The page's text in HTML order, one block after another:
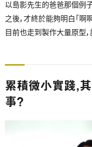
以島影先生的爸爸那個例
之後，才終於能夠明白「啊
目前也走到製作大量原型
累積微小實踐，
事？